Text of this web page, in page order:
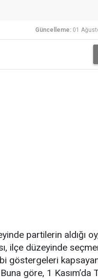
Güncelleme: 01
partilerin aldığı
ilçe düzeyinde
göstergeleri
göre, 1 Kasım’da